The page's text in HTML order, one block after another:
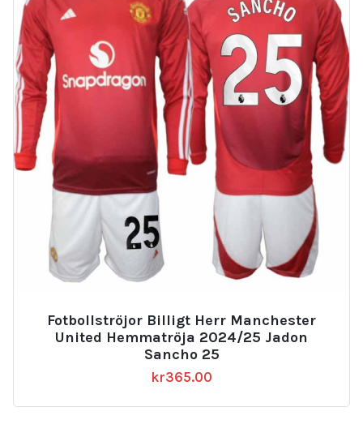
Fotbollströjor Billigt Herr Manchester
United Hemmatröja 2024/25 Jadon
Sancho 25
kr365.00